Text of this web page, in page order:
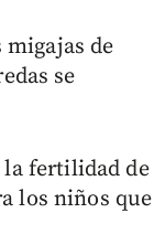
de
se
la fertilidad de
los niños que